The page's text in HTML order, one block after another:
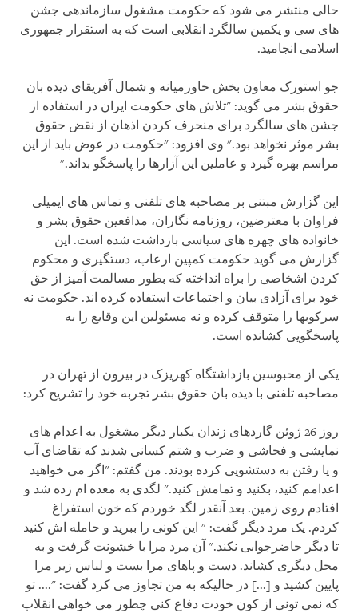
حالی منتشر می شود که حکومت مشغول سازماندهی جشن
های سی و یکمین سالگرد انقلابی است که به استقرار جمهوری
اسلامی انجامید.
جو استورک معاون بخش خاورمیانه و شمال آفریقای دیده بان
حقوق بشر می گوید: "تلاش های حکومت ایران در استفاده از
جشن های سالگرد برای منحرف کردن اذهان از نقض حقوق
بشر موثر نخواهد بود." وی افزود: "حکومت در عوض باید از این
مراسم بهره گیرد و عاملین این آزارها را پاسخگو بداند."
این گزارش مبتنی بر مصاحبه های تلفنی و تماس های ایمیلی
فراوان با معترضین، روزنامه نگاران، مدافعین حقوق بشر و
خانواده های چهره های سیاسی بازداشت شده است. این
گزارش می گوید حکومت کمپین ارعاب، دستگیری و محکوم
کردن اشخاصی را براه انداخته که بطور مسالمت آمیز از حق
خود برای آزادی بیان و اجتماعات استفاده کرده اند. حکومت نه
سرکوبها را متوقف کرده و نه مسئولین این وقایع را به
پاسخگویی کشانده است.
یکی از محبوسین بازداشتگاه کهریزک در بیرون از تهران در
مصاحبه تلفنی با دیده بان حقوق بشر تجربه خود را تشریح کرد:
روز 26 ژوئن گاردهای زندان یکبار دیگر مشغول به اعدام های
نمایشی و فحاشی و ضرب و شتم کسانی شدند که تقاضای آب
و یا رفتن به دستشویی کرده بودند. من گفتم: "اگر می خواهید
اعدامم کنید، بکنید و تمامش کنید." لگدی به معده ام زده شد و
افتادم روی زمین. بعد آنقدر لگد خوردم که خون استفراغ
کردم. یک مرد دیگر گفت: " این کونی را ببرید و حامله اش کنید
تا دیگر حاضرجوابی نکند." آن مرد مرا با خشونت گرفت و به
محل دیگری کشاند. دست و پاهای مرا بست و لباس زیر مرا
پایین کشید و [...] در حالیکه به من تجاوز می کرد گفت: ".... تو
که نمی تونی از کون خودت دفاع کنی چطور می خواهی انقلاب